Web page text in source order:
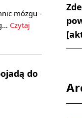
mózgu -
Czytaj
do